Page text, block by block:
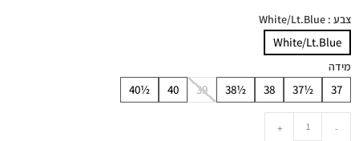
צבע : White/Lt.Blue
White/Lt.Blue
מידה
37
37½
38
38½
39
40
40½
-
+